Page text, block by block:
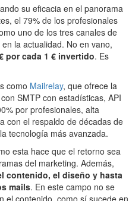
su eficacia en el panorama
el 79% de los profesionales
uno de los tres canales de
la actualidad. No en vano,
por cada 1 € invertido. Es
como Mailrelay, que ofrece la
SMTP con estadísticas, API
por profesionales, alta
con el respaldo de décadas de
tecnología más avanzada.
esta hace que el retorno sea
del marketing. Además,
contenido, el diseño y hasta
mails. En este campo no se
el contenido, como sí sucede en